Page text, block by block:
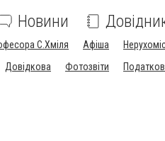
Новини
С.Хміля Афіша
Довідкова Фотозвіти